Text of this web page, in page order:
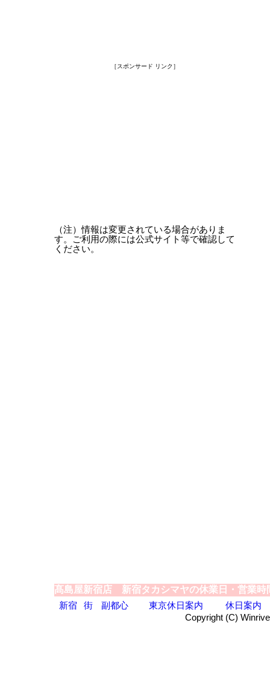
［スポンサード リンク］
（注）情報は変更されている場合がありま
す。ご利用の際には公式サイト等で確認して
ください。
髙島屋新宿店 新宿タカシマヤの休業日・営業時
新宿
街 副都心 東京休日案内
休日案内
Copyright (C)